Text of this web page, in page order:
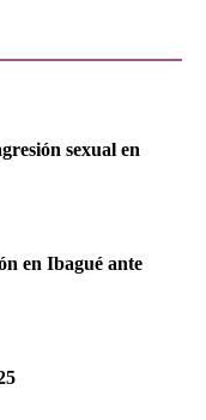
sexual en
en Ibagué ante